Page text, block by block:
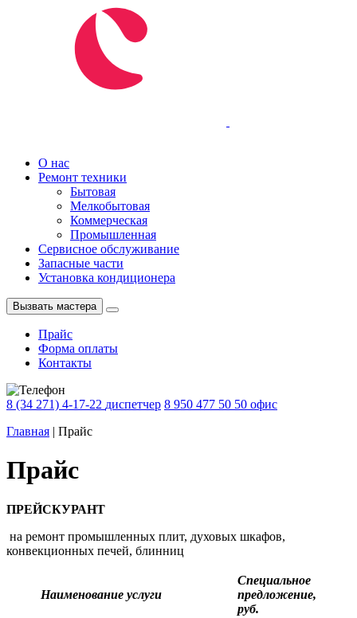
О нас
Ремонт техники
Бытовая
Мелкобытовая
Коммерческая
Промышленная
Сервисное обслуживание
Запасные части
Установка кондиционера
Вызвать мастера
Прайс
Форма оплаты
Контакты
8 (34 271) 4-17-22 диспетчер 8 950 477 50 50 офис
Главная | Прайс
Прайс
ПРЕЙСКУРАНТ
на ремонт промышленных плит, духовых шкафов,
конвекционных печей, блинниц
Наименование услуги
Специальное
предложение,
руб.